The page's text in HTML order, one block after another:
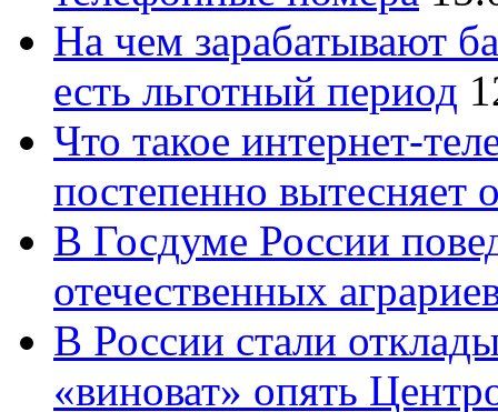
На чем зарабатывают
есть льготный период
Что такое интернет-
постепенно вытесняет
В Госдуме России
отечественных
В России стали
«виноват» опять